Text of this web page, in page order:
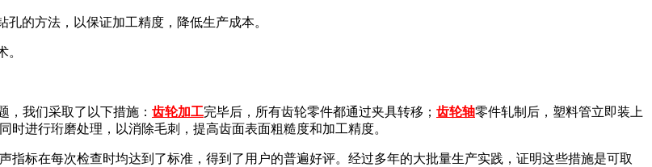
的方法，以保证加工精度，降低生产成本。
。
，我们采取了以下措施： 齿轮加工完毕后，所有齿轮零件都通过夹具转移； 齿轮轴零件轧制后，塑料管立即装上
进行珩磨处理，以消除毛刺，提高齿面表面粗糙度和加工精度。
标在每次检查时均达到了标准，得到了用户的普遍好评。经过多年的大批量生产实践，证明这些措施是可取